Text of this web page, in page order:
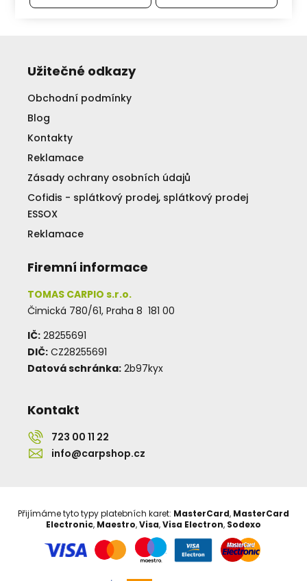
Užitečné odkazy
Obchodní podmínky
Blog
Kontakty
Reklamace
Zásady ochrany osobních údajů
Cofidis - splátkový prodej, splátkový prodej
ESSOX
Reklamace
Firemní informace
TOMAS CARPIO s.r.o.
Čimická 780/61, Praha 8 181 00
IČ: 28255691
DIČ: CZ28255691
Datová schránka: 2b97kyx
Kontakt
723 00 11 22
info@carpshop.cz
Přijímáme tyto typy platebních karet: MasterCard, MasterCard
Electronic, Maestro,Visa,Visa Electron, Sodexo